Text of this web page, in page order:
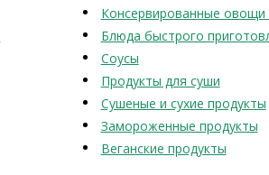
Консервированные овощи
Блюда быстрого
Соусы
Продукты для суши
Сушеные и сухие продукты
Замороженные продукты
Веганские продукты